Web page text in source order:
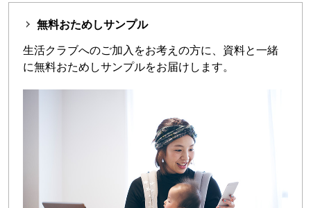
無料おためしサンプル
生活クラブへのご加入をお考えの方に、資料と一緒
に無料おためしサンプルをお届けします。